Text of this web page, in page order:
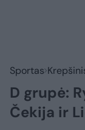
Sportas
D grupė:
Čekija ir